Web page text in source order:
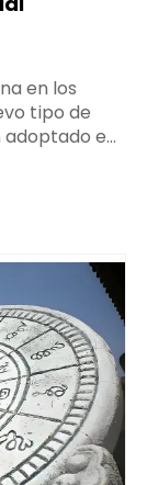
en los
tipo de
en